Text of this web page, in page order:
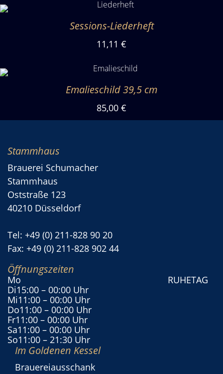
Sessions-Liederheft
11,11 €
Emalieschild 39,5 cm
85,00 €
Stammhaus
Brauerei Schumacher
Stammhaus
Oststraße 123
40210 Düsseldorf
Tel: +49 (0) 211-828 90 20
Fax: +49 (0) 211-828 902 44
Öffnungszeiten
Mo
RUHETAG
Di15:00 – 00:00 Uhr
Mi11:00 – 00:00 Uhr
Do11:00 – 00:00 Uhr
Fr11:00 – 00:00 Uhr
Sa11:00 – 00:00 Uhr
So11:00 – 21:30 Uhr
Im Goldenen Kessel
Brauereiausschank